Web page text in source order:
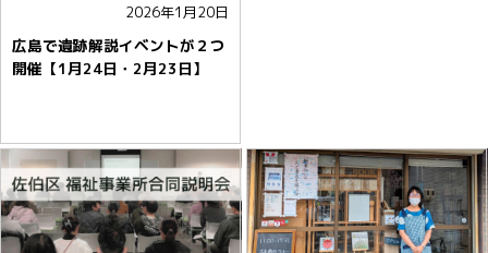
2026年1月20日
広島で遺跡解説イベントが２つ
開催【1月24日・2月23日】